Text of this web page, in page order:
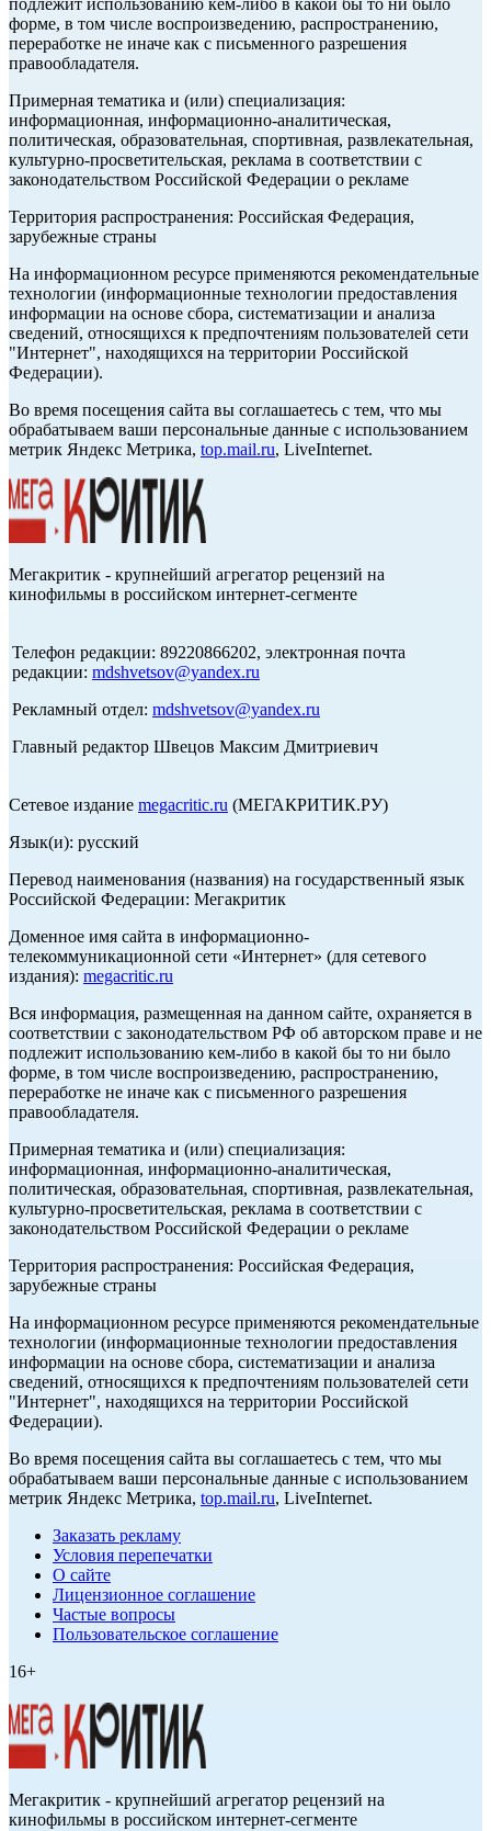
подлежит использованию кем-либо в какой бы то ни было
форме, в том числе воспроизведению, распространению,
переработке не иначе как с письменного разрешения
правообладателя.
Примерная тематика и (или) специализация:
информационная, информационно-аналитическая,
политическая, образовательная, спортивная, развлекательная,
культурно-просветительская, реклама в соответствии с
законодательством Российской Федерации о рекламе
Территория распространения: Российская Федерация,
зарубежные страны
На информационном ресурсе применяются рекомендательные
технологии (информационные технологии предоставления
информации на основе сбора, систематизации и анализа
сведений, относящихся к предпочтениям пользователей сети
"Интернет", находящихся на территории Российской
Федерации).
Во время посещения сайта вы соглашаетесь с тем, что мы
обрабатываем ваши персональные данные с использованием
метрик Яндекс Метрика, top.mail.ru, LiveInternet.
Мегакритик - крупнейший агрегатор рецензий на
кинофильмы в российском интернет-сегменте
Телефон редакции: 89220866202, электронная почта
редакции: mdshvetsov@yandex.ru
Рекламный отдел: mdshvetsov@yandex.ru
Главный редактор Швецов Максим Дмитриевич
Сетевое издание megacritic.ru (МЕГАКРИТИК.РУ)
Язык(и): русский
Перевод наименования (названия) на государственный язык
Российской Федерации: Мегакритик
Доменное имя сайта в информационно-
телекоммуникационной сети «Интернет» (для сетевого
издания): megacritic.ru
Вся информация, размещенная на данном сайте, охраняется в
соответствии с законодательством РФ об авторском праве и не
подлежит использованию кем-либо в какой бы то ни было
форме, в том числе воспроизведению, распространению,
переработке не иначе как с письменного разрешения
правообладателя.
Примерная тематика и (или) специализация:
информационная, информационно-аналитическая,
политическая, образовательная, спортивная, развлекательная,
культурно-просветительская, реклама в соответствии с
законодательством Российской Федерации о рекламе
Территория распространения: Российская Федерация,
зарубежные страны
На информационном ресурсе применяются рекомендательные
технологии (информационные технологии предоставления
информации на основе сбора, систематизации и анализа
сведений, относящихся к предпочтениям пользователей сети
"Интернет", находящихся на территории Российской
Федерации).
Во время посещения сайта вы соглашаетесь с тем, что мы
обрабатываем ваши персональные данные с использованием
метрик Яндекс Метрика, top.mail.ru, LiveInternet.
Заказать рекламу
Условия перепечатки
О сайте
Лицензионное соглашение
Частые вопросы
Пользовательское соглашение
16+
Мегакритик - крупнейший агрегатор рецензий на
кинофильмы в российском интернет-сегменте